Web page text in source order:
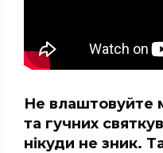
Не влаштовуйте
та гучних
нікуди не зник.